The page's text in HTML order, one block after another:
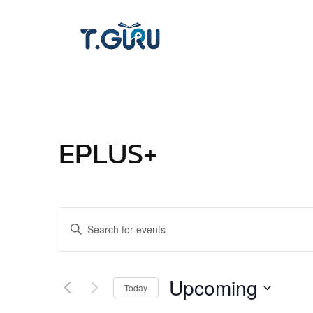
EPLUS+
Events
Search
and
Enter
Events
Today Upcoming